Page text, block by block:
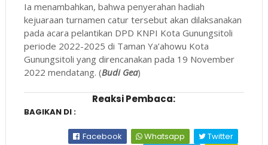
Ia menambahkan, bahwa penyerahan hadiah
kejuaraan turnamen catur tersebut akan dilaksanakan
pada acara pelantikan DPD KNPI Kota Gunungsitoli
periode 2022-2025 di Taman Ya’ahowu Kota
Gunungsitoli yang direncanakan pada 19 November
2022 mendatang. (Budi Gea)
Reaksi Pembaca:
BAGIKAN DI :
Facebook Whatsapp
Twitter